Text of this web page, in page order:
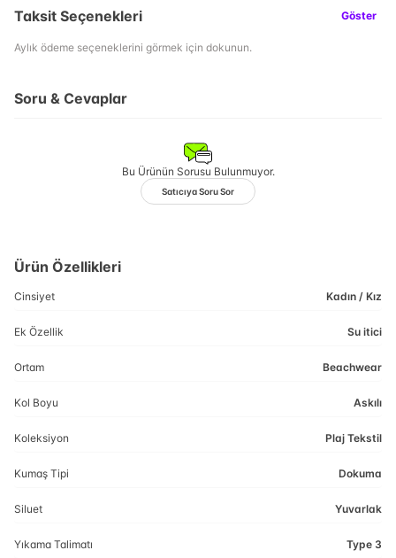
Taksit Seçenekleri Göster
Aylık ödeme seçeneklerini görmek için dokunun.
Soru & Cevaplar
Bu Ürünün Sorusu Bulunmuyor.
Satıcıya Soru Sor
Ürün Özellikleri
Cinsiyet Kadın / Kız
Ek Özellik Su itici
Ortam Beachwear
Kol Boyu Askılı
Koleksiyon Plaj Tekstil
Kumaş Tipi Dokuma
Siluet Yuvarlak
Yıkama Talimatı Type 3